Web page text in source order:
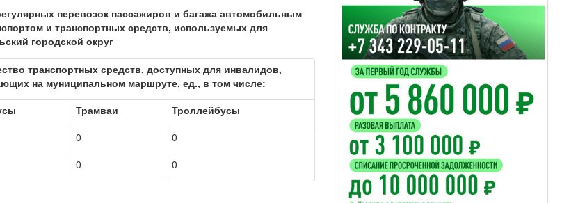
перевозок пассажиров и багажа автомобильным
и транспортных средств, используемых для
городской округ
транспортных средств, доступных для инвалидов,
на муниципальном маршруте, ед., в том числе:
Трамваи
Троллейбусы
0
0
0 0